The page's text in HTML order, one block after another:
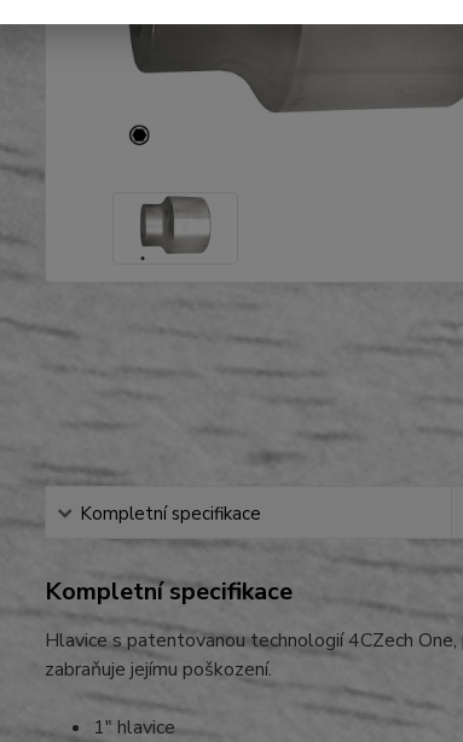
Kompletní specifikace
Kompletní specifikace
Hlavice s patentovanou technologií 4CZech
zabraňuje jejímu poškození.
1" hlavice